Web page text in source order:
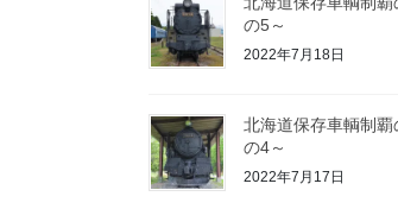
の5～
2022年7月18日
北海道保存車輌制
の4～
2022年7月17日